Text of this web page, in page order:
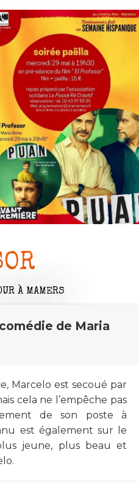
À MAMERS
de Maria
Marcelo est secoué par
cela ne l’empêche pas
de son poste à
est également sur le
jeune, plus beau et